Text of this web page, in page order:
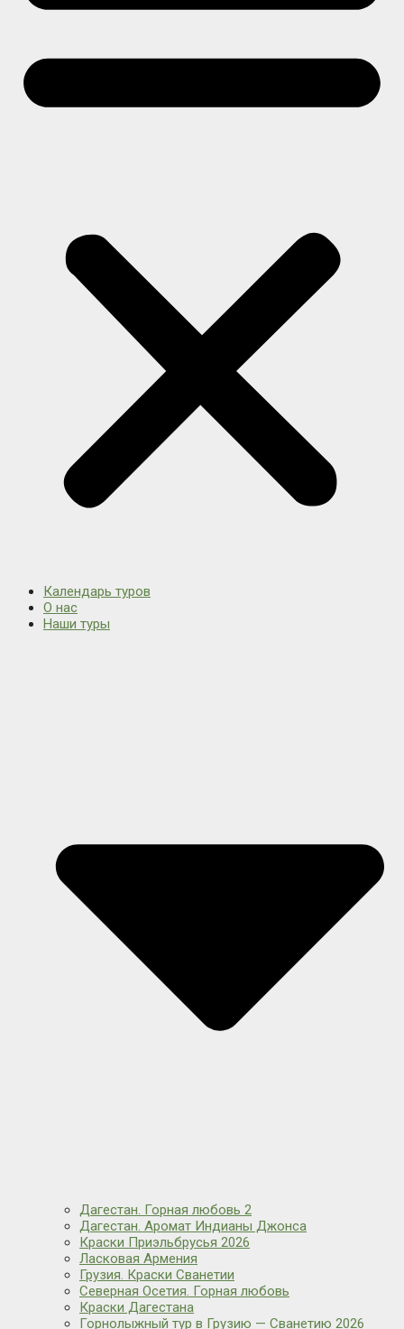
Календарь туров
О нас
Наши туры
Дагестан. Горная любовь 2
Дагестан. Аромат Индианы Джонса
Краски Приэльбрусья 2026
Ласковая Армения
Грузия. Краски Сванетии
Северная Осетия. Горная любовь
Краски Дагестана
Горнолыжный тур в Грузию — Сванетию 2026